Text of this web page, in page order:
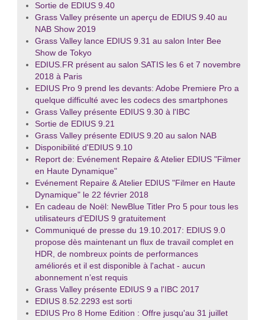
Sortie de EDIUS 9.40
Grass Valley présente un aperçu de EDIUS 9.40 au
NAB Show 2019
Grass Valley lance EDIUS 9.31 au salon Inter Bee
Show de Tokyo
EDIUS.FR présent au salon SATIS les 6 et 7 novembre
2018 à Paris
EDIUS Pro 9 prend les devants: Adobe Premiere Pro a
quelque difficulté avec les codecs des smartphones
Grass Valley présente EDIUS 9.30 à l'IBC
Sortie de EDIUS 9.21
Grass Valley présente EDIUS 9.20 au salon NAB
Disponibilité d'EDIUS 9.10
Report de: Evénement Repaire & Atelier EDIUS "Filmer
en Haute Dynamique"
Evénement Repaire & Atelier EDIUS "Filmer en Haute
Dynamique" le 22 février 2018
En cadeau de Noël: NewBlue Titler Pro 5 pour tous les
utilisateurs d'EDIUS 9 gratuitement
Communiqué de presse du 19.10.2017: EDIUS 9.0
propose dès maintenant un flux de travail complet en
HDR, de nombreux points de performances
améliorés et il est disponible à l'achat - aucun
abonnement n’est requis
Grass Valley présente EDIUS 9 a l'IBC 2017
EDIUS 8.52.2293 est sorti
EDIUS Pro 8 Home Edition : Offre jusqu'au 31 juillet